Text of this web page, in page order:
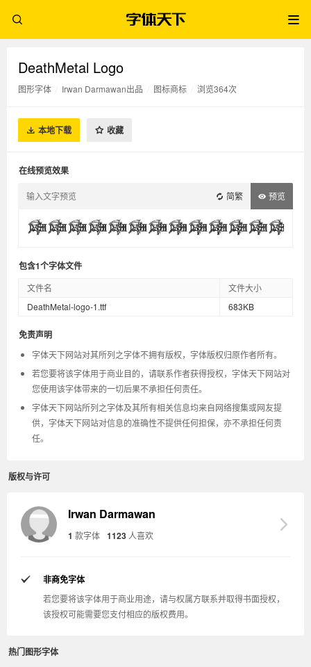
DeathMetal Logo
图形字体 Irwan Darmawan出品 图标商标 浏览364次
本地下载 收藏
在线预览效果
简繁 预览
包含1个字体文件
文件名
文件大小
DeathMetal-logo-1.ttf
683KB
免责声明
字体天下网站对其所列之字体不拥有版权，字体版权归原作者所有。
若您要将该字体用于商业目的，请联系作者获得授权，字体天下网站对
您使用该字体带来的一切后果不承担任何责任。
字体天下网站所列之字体及其所有相关信息均来自网络搜集或网友提
供，字体天下网站对信息的准确性不提供任何担保，亦不承担任何责
任。
版权与许可
Irwan Darmawan
1 款字体 1123 人喜欢
非商免字体
若您要将该字体用于商业用途，请与权属方联系并取得书面授权，
该授权可能需要您支付相应的版权费用。
热门图形字体